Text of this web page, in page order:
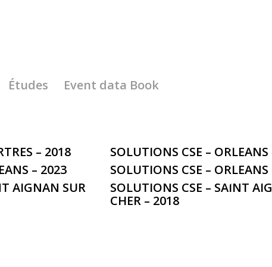
Études Event data Book
– 2018
SOLUTIONS CSE –
– 2023
SOLUTIONS CSE –
AIGNAN SUR
SOLUTIONS CSE – SAINT
CHER – 2018